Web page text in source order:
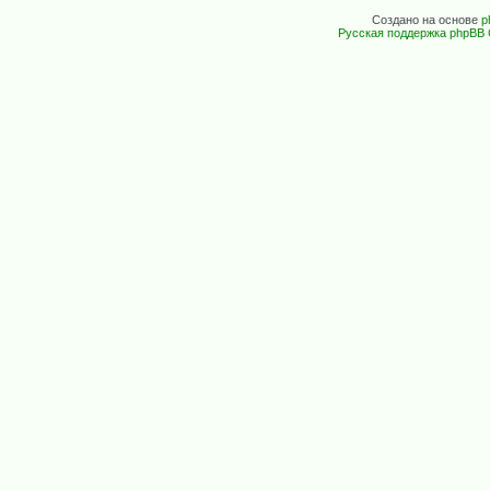
Создано на основе
Русская поддержка phpBB